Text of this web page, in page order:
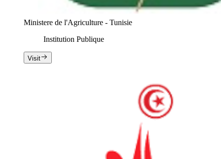
Ministere de l'Agriculture - Tunisie
Institution Publique
Visit